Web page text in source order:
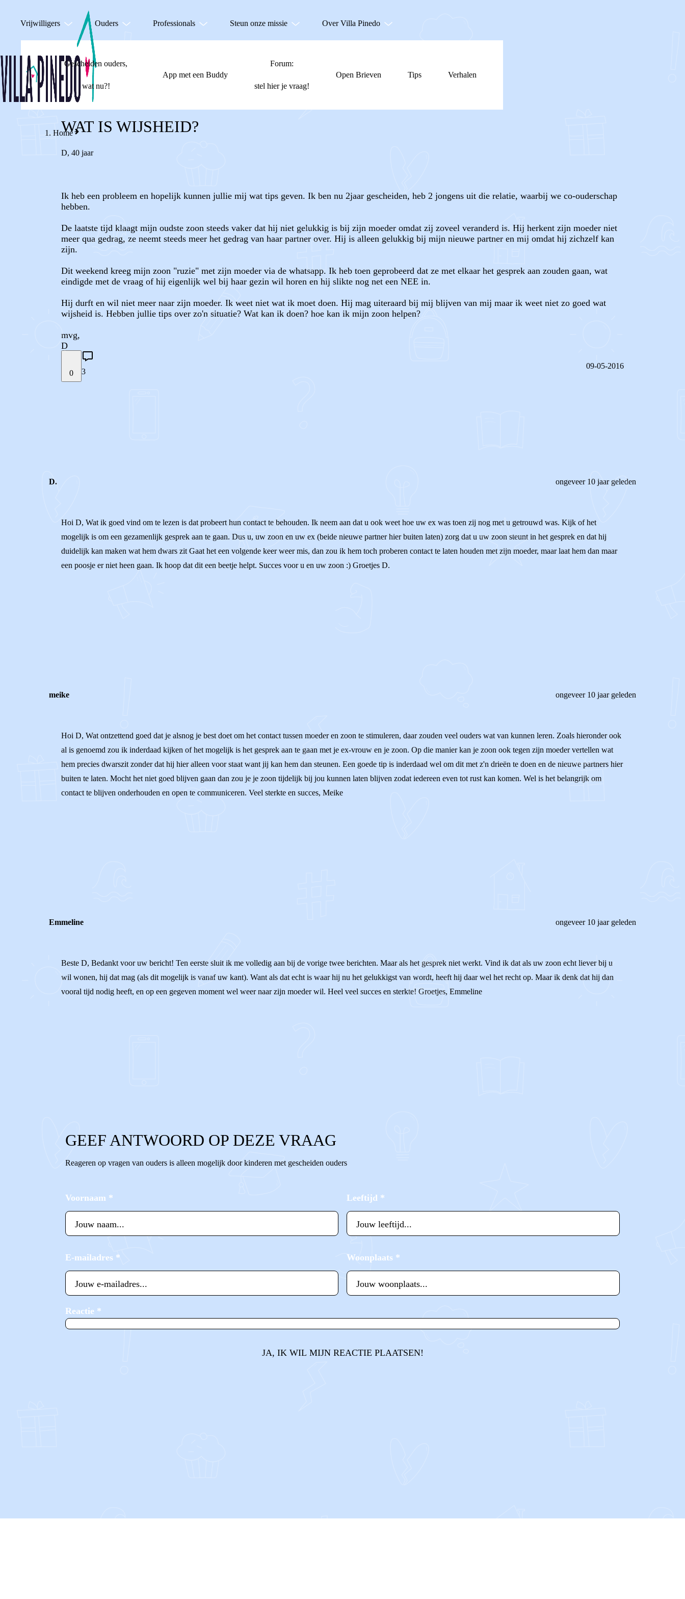
Vrijwilligers Ouders Professionals Steun onze missie Over Villa Pinedo
Gescheiden ouders,
wat nu?!
App met een Buddy
Forum:
stel hier je vraag!
Open Brieven Tips Verhalen
Home
WAT IS WIJSHEID?
D, 40 jaar
Ik heb een probleem en hopelijk kunnen jullie mij wat tips geven. Ik ben nu 2jaar gescheiden, heb 2 jongens uit die relatie, waarbij we co-ouderschap
hebben.
De laatste tijd klaagt mijn oudste zoon steeds vaker dat hij niet gelukkig is bij zijn moeder omdat zij zoveel veranderd is. Hij herkent zijn moeder niet
meer qua gedrag, ze neemt steeds meer het gedrag van haar partner over. Hij is alleen gelukkig bij mijn nieuwe partner en mij omdat hij zichzelf kan
zijn.
Dit weekend kreeg mijn zoon "ruzie" met zijn moeder via de whatsapp. Ik heb toen geprobeerd dat ze met elkaar het gesprek aan zouden gaan, wat
eindigde met de vraag of hij eigenlijk wel bij haar gezin wil horen en hij slikte nog net een NEE in.
Hij durft en wil niet meer naar zijn moeder. Ik weet niet wat ik moet doen. Hij mag uiteraard bij mij blijven van mij maar ik weet niet zo goed wat
wijsheid is. Hebben jullie tips over zo'n situatie? Wat kan ik doen? hoe kan ik mijn zoon helpen?
mvg,
D
0 3
09-05-2016
D. ongeveer 10 jaar geleden
Hoi D, Wat ik goed vind om te lezen is dat probeert hun contact te behouden. Ik neem aan dat u ook weet hoe uw ex was toen zij nog met u getrouwd was. Kijk of het
mogelijk is om een gezamenlijk gesprek aan te gaan. Dus u, uw zoon en uw ex (beide nieuwe partner hier buiten laten) zorg dat u uw zoon steunt in het gesprek en dat hij
duidelijk kan maken wat hem dwars zit Gaat het een volgende keer weer mis, dan zou ik hem toch proberen contact te laten houden met zijn moeder, maar laat hem dan maar
een poosje er niet heen gaan. Ik hoop dat dit een beetje helpt. Succes voor u en uw zoon :) Groetjes D.
meike ongeveer 10 jaar geleden
Hoi D, Wat ontzettend goed dat je alsnog je best doet om het contact tussen moeder en zoon te stimuleren, daar zouden veel ouders wat van kunnen leren. Zoals hieronder ook
al is genoemd zou ik inderdaad kijken of het mogelijk is het gesprek aan te gaan met je ex-vrouw en je zoon. Op die manier kan je zoon ook tegen zijn moeder vertellen wat
hem precies dwarszit zonder dat hij hier alleen voor staat want jij kan hem dan steunen. Een goede tip is inderdaad wel om dit met z'n drieën te doen en de nieuwe partners hier
buiten te laten. Mocht het niet goed blijven gaan dan zou je je zoon tijdelijk bij jou kunnen laten blijven zodat iedereen even tot rust kan komen. Wel is het belangrijk om
contact te blijven onderhouden en open te communiceren. Veel sterkte en succes, Meike
Emmeline ongeveer 10 jaar geleden
Beste D, Bedankt voor uw bericht! Ten eerste sluit ik me volledig aan bij de vorige twee berichten. Maar als het gesprek niet werkt. Vind ik dat als uw zoon echt liever bij u
wil wonen, hij dat mag (als dit mogelijk is vanaf uw kant). Want als dat echt is waar hij nu het gelukkigst van wordt, heeft hij daar wel het recht op. Maar ik denk dat hij dan
vooral tijd nodig heeft, en op een gegeven moment wel weer naar zijn moeder wil. Heel veel succes en sterkte! Groetjes, Emmeline
GEEF ANTWOORD OP DEZE VRAAG
Reageren op vragen van ouders is alleen mogelijk door kinderen met gescheiden ouders
Voornaam * Leeftijd *
E-mailadres * Woonplaats *
Reactie *
JA, IK WIL MIJN REACTIE PLAATSEN!